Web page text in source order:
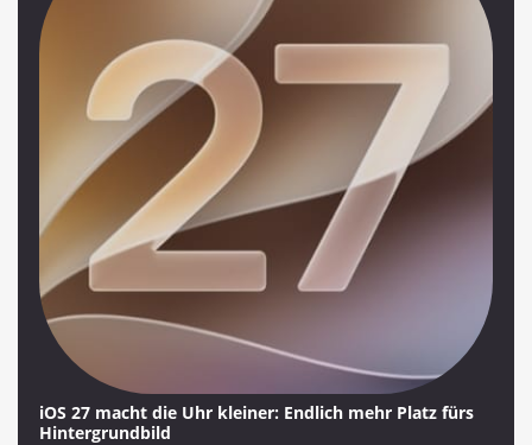
iOS 27 macht die Uhr kleiner: Endlich mehr Platz fürs
Hintergrundbild